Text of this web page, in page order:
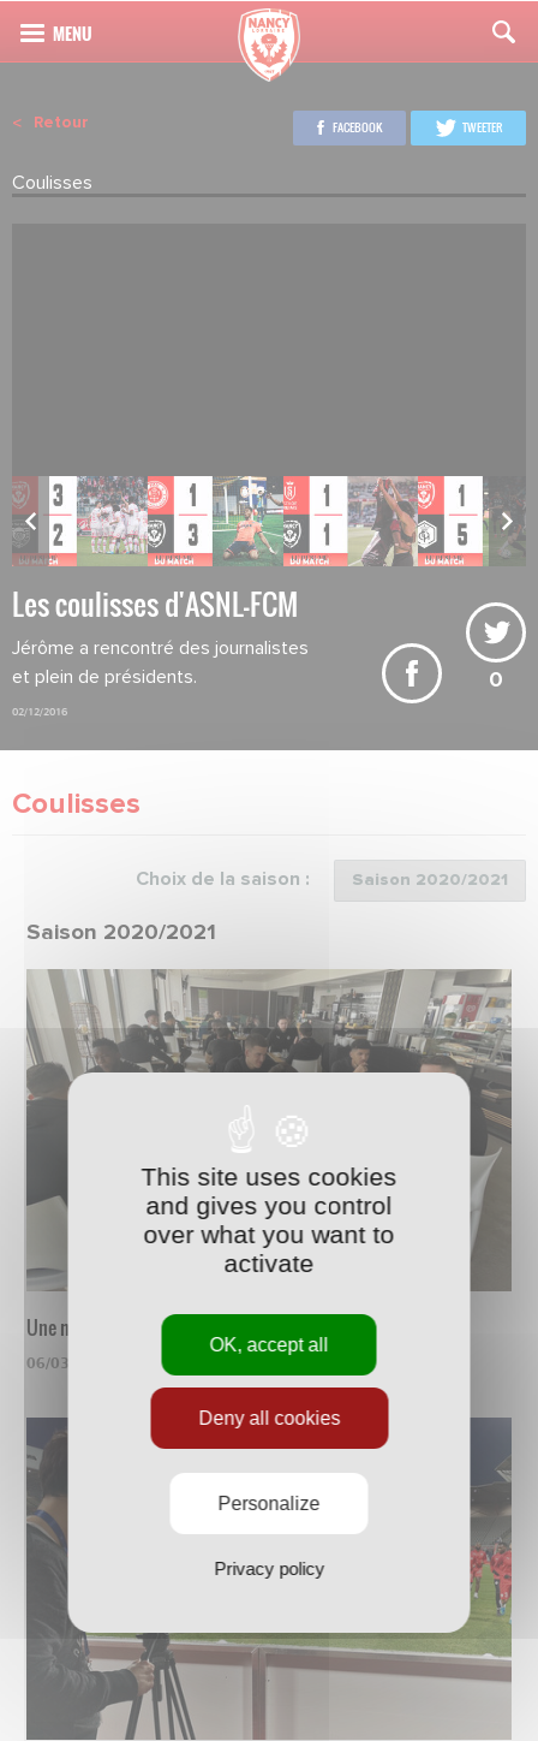
Retour
Coulisses
FACEBOOK TWEETER
Les coulisses d'ASNL-FCM
Jérôme a rencontré des journalistes
et plein de présidents.
02/12/2016
0
Coulisses
Choix de la saison :
Saison 2020/2021
Une mise au vert au Fort
06/03/2021
This site uses cookies
and gives you control
over what you want to
activate
OK, accept all
Deny all cookies
Personalize
Privacy policy